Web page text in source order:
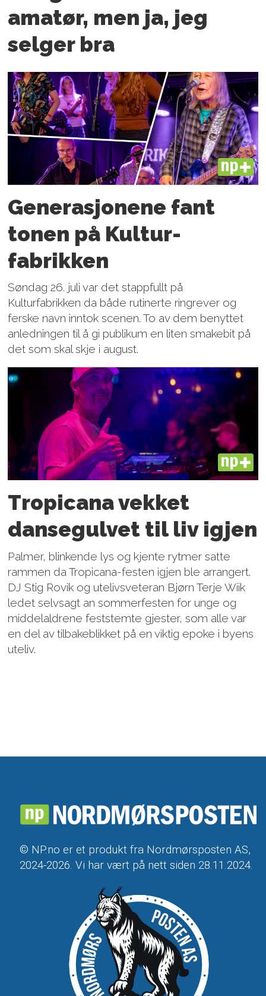
amatør, men ja, jeg
selger bra
PLUS
Generasjonene fant
tonen på Kultur­
fabrikken
Søndag 26. juli var det stappfullt på
Kulturfabrikken da både rutinerte ringrever og
ferske navn inntok scenen. To av dem benyttet
anledningen til å gi publikum en liten smakebit på
det som skal skje i august.
PLUS
Tropicana vekket
dansegulvet til liv igjen
Palmer, blinkende lys og kjente rytmer satte
rammen da Tropicana-festen igjen ble arrangert.
DJ Stig Rovik og utelivsveteran Bjørn Terje Wiik
ledet selvsagt an sommerfesten for unge og
middelaldrene feststemte gjester, som alle var
en del av tilbakeblikket på en viktig epoke i byens
uteliv.
© NP.no er et produkt fra Nordmørsposten AS,
2024-2026. Vi har vært på nett siden 28.11.2024.